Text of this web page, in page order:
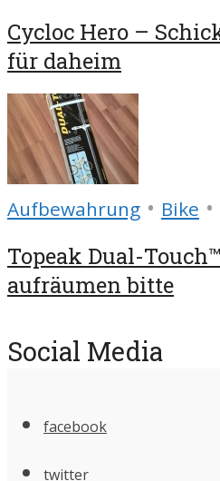
Cycloc Hero –
für daheim
Aufbewahrung • Bike •
Topeak Dual-
aufräumen bitte
Social Media
facebook
twitter